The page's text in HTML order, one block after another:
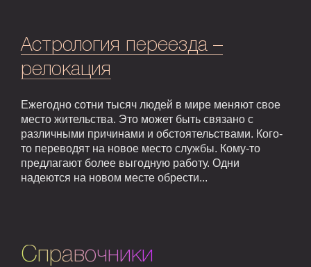
Астрология переезда –
релокация
Ежегодно сотни тысяч людей в мире меняют свое
место жительства. Это может быть связано с
различными причинами и обстоятельствами. Кого-
то переводят на новое место службы. Кому-то
предлагают более выгодную работу. Одни
надеются на новом месте обрести...
Справочники